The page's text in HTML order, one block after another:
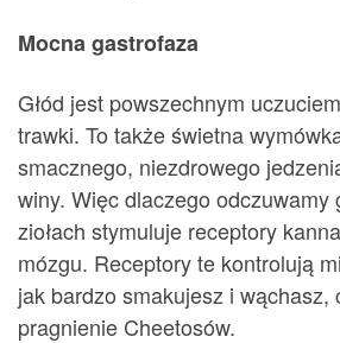
Mocna gastrofaza
Głód jest powszechnym
trawki. To także świetna
smacznego, niezdrowego
winy. Więc dlaczego odczuwamy
ziołach stymuluje receptory
mózgu. Receptory te kontrolują
jak bardzo smakujesz i wąchasz,
pragnienie Cheetosów.